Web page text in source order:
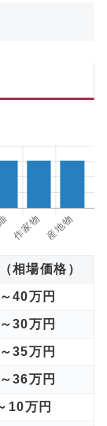
相場価格）
40万円
30万円
35万円
36万円
10万円